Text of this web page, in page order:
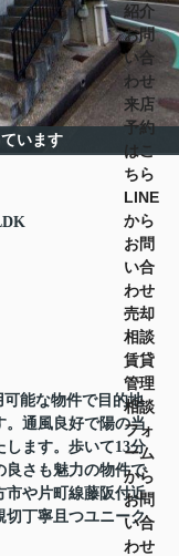
紹介
お問
い合
わせ
来店
予約
はこ
ちら
LINE
から
お問
い合
わせ
売却
相談
賃貸
管理
相談
フォ
ーム
から
お問
い合
わせ
います
能な物件で目的地
。通風良好で陽の当
します。歩いて13分
良さも魅力の物件で
市や片町線藤阪付近
切丁寧且つユニーク